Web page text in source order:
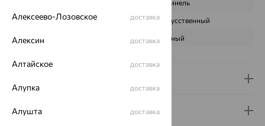
Шпинель
ПРОИСХОЖДЕНИЕ Искусственный
ЦВЕТ Черный
Гарантия и возврат
Алексеево-Лозовское доставка
Алексин доставка
Алтайское доставка
Алупка доставка
Алушта доставка